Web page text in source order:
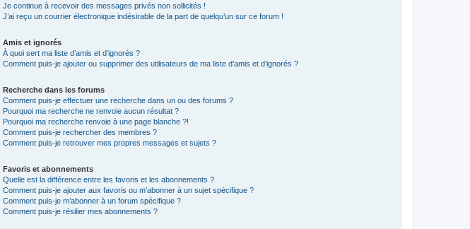
Je continue à recevoir des messages privés non sollicités !
J’ai reçu un courrier électronique indésirable de la part de quelqu’un sur ce forum !
Amis et ignorés
À quoi sert ma liste d’amis et d’ignorés ?
Comment puis-je ajouter ou supprimer des utilisateurs de ma liste d’amis et d’ignorés ?
Recherche dans les forums
Comment puis-je effectuer une recherche dans un ou des forums ?
Pourquoi ma recherche ne renvoie aucun résultat ?
Pourquoi ma recherche renvoie à une page blanche ?!
Comment puis-je rechercher des membres ?
Comment puis-je retrouver mes propres messages et sujets ?
Favoris et abonnements
Quelle est la différence entre les favoris et les abonnements ?
Comment puis-je ajouter aux favoris ou m’abonner à un sujet spécifique ?
Comment puis-je m’abonner à un forum spécifique ?
Comment puis-je résilier mes abonnements ?